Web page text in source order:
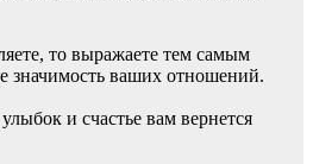
то выражаете тем самым
значимость ваших отношений.
улыбок и счастье вам вернется